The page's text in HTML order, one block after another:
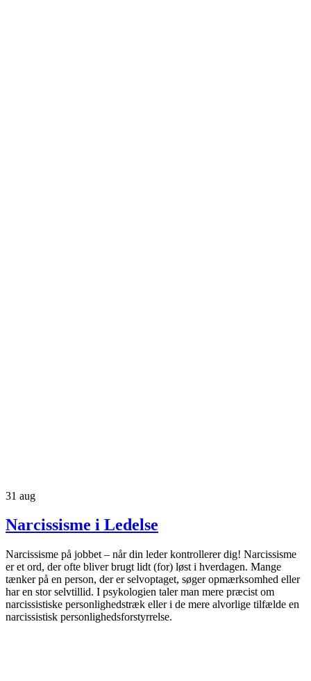
31 aug
Narcissisme i Ledelse
Narcissisme på jobbet – når din leder kontrollerer dig! Narcissisme
er et ord, der ofte bliver brugt lidt (for) løst i hverdagen. Mange
tænker på en person, der er selvoptaget, søger opmærksomhed eller
har en stor selvtillid. I psykologien taler man mere præcist om
narcissistiske personlighedstræk eller i de mere alvorlige tilfælde en
narcissistisk personlighedsforstyrrelse.